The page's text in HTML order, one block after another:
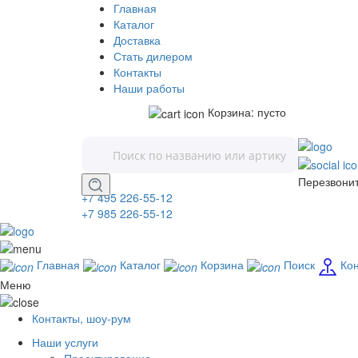
Главная
Каталог
Доставка
Стать дилером
Контакты
Наши работы
Корзина: пусто
+7 495 226-55-12
+7 985 226-55-12
Главная Каталог Корзина Поиск
Меню
Контакты, шоу-рум
Наши услуги